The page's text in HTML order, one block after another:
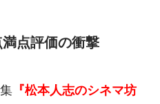
満点評価の衝撃
『松本人志のシネマ坊